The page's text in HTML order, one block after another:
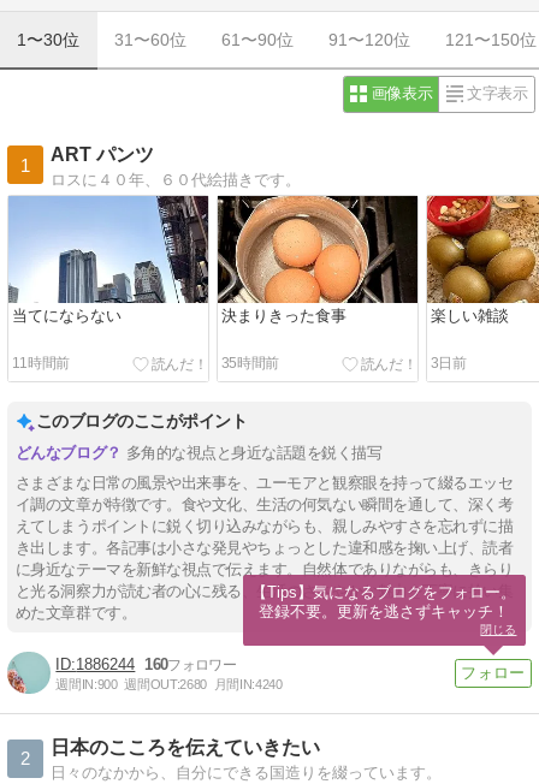
1〜30位 31〜60位 61〜90位 91〜120位 121〜150位
画像表示 文字表示
1
ART パンツ
ロスに４０年、６０代絵描きです。
当てにならない
11時間前
決まりきった食事
35時間前
楽しい雑談
3日前
このブログのここがポイント
多角的な視点と身近な話題を鋭く描写
さまざまな日常の風景や出来事を、ユーモアと観察眼を持って綴るエッセ
イ調の文章が特徴です。食や文化、生活の何気ない瞬間を通して、深く考
えてしまうポイントに鋭く切り込みながらも、親しみやすさを忘れずに描
き出します。各記事は小さな発見やちょっとした違和感を掬い上げ、読者
に身近なテーマを新鮮な視点で伝えます。自然体でありながらも、きらり
と光る洞察力が読む者の心に残る、生活のささやかな魅力を丁寧に拾い集
めた文章群です。
1886244 160
週間IN:900 週間OUT:2680 月間IN:4240
2
日本のこころを伝えていきたい
日々のなかから、自分にできる国造りを綴っています。
【Tips】気になるブログをフォロー。
登録不要。更新を逃さずキャッチ！
閉じる